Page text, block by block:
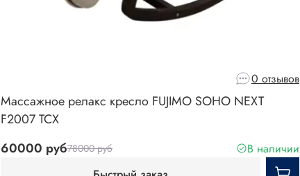
0 отзывов
Массажное релакс кресло FUJIMO SOHO NEXT
F2007 TCX
60000 руб78000 руб
В наличии